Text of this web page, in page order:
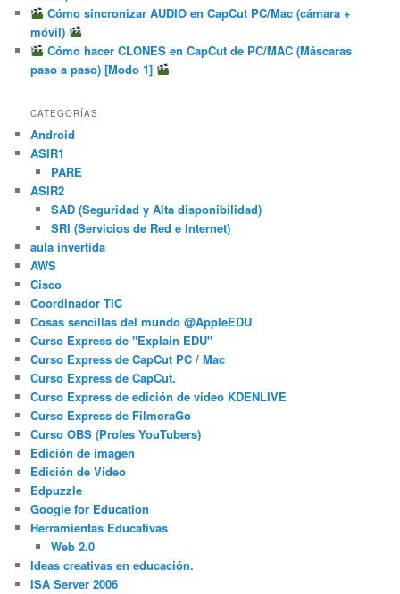
Cómo sincronizar AUDIO en CapCut PC/Mac (cámara +
móvil)
Cómo hacer CLONES en CapCut de PC/MAC (Máscaras
paso a paso) [Modo 1]
CATEGORÍAS
Android
ASIR1
PARE
ASIR2
SAD (Seguridad y Alta disponibilidad)
SRI (Servicios de Red e Internet)
aula invertida
AWS
Cisco
Coordinador TIC
Cosas sencillas del mundo @AppleEDU
Curso Express de "Explain EDU"
Curso Express de CapCut PC / Mac
Curso Express de CapCut.
Curso Express de edición de video KDENLIVE
Curso Express de FilmoraGo
Curso OBS (Profes YouTubers)
Edición de imagen
Edición de Video
Edpuzzle
Google for Education
Herramientas Educativas
Web 2.0
Ideas creativas en educación.
ISA Server 2006